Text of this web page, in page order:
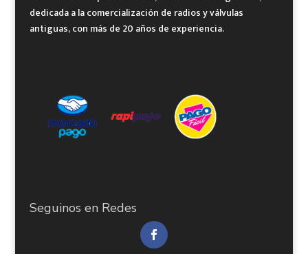
dedicada a la comercialización de radios y válvulas
antiguas, con más de 20 años de experiencia.
Seguinos en Redes